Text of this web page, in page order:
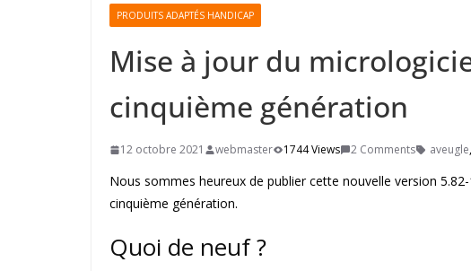
PRODUITS ADAPTÉS HANDICAP
Mise à jour du
cinquième génération
12 octobre 2021 webmaster 1744 Views 2 Comments aveugle,
Nous sommes heureux de publier cette nouvelle version
cinquième génération.
Quoi de neuf ?